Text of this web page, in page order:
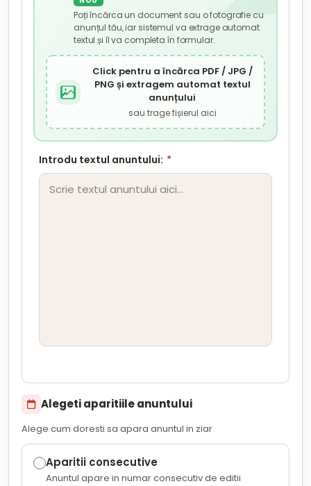
Poți încărca un document sau o fotografie cu
anunțul tău, iar sistemul va extrage automat
textul și îl va completa în formular.
Click pentru a încărca PDF / JPG /
PNG și extragem automat textul
anunțului
sau trage fișierul aici
Introdu textul anuntului: *
Alegeti aparitiile anuntului
Alege cum doresti sa apara anuntul in ziar
Aparitii consecutive
Anuntul apare in numar consecutiv de editii